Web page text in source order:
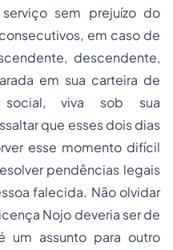
sem prejuízo do
em caso de
descendente,
em sua carteira de
viva sob sua
que esses dois dias
esse momento difícil
pendências legais
falecida. Não olvidar
Nojo deveria ser de
um assunto para outro